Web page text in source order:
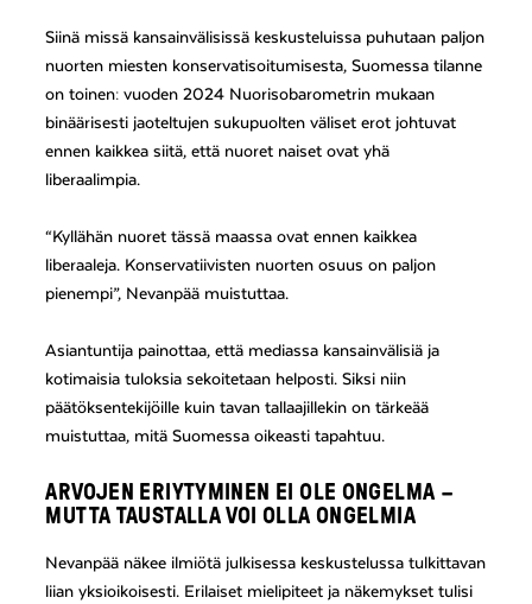
Siinä missä kansainvälisissä keskusteluissa puhutaan paljon
nuorten miesten konservatisoitumisesta, Suomessa tilanne
on toinen: vuoden 2024 Nuorisobarometrin mukaan
binäärisesti jaoteltujen sukupuolten väliset erot johtuvat
ennen kaikkea siitä, että nuoret naiset ovat yhä
liberaalimpia.
“Kyllähän nuoret tässä maassa ovat ennen kaikkea
liberaaleja. Konservatiivisten nuorten osuus on paljon
pienempi”, Nevanpää muistuttaa.
Asiantuntija painottaa, että mediassa kansainvälisiä ja
kotimaisia tuloksia sekoitetaan helposti. Siksi niin
päätöksentekijöille kuin tavan tallaajillekin on tärkeää
muistuttaa, mitä Suomessa oikeasti tapahtuu.
ARVOJEN ERIYTYMINEN EI OLE ONGELMA –
MUTTA TAUSTALLA VOI OLLA ONGELMIA
Nevanpää näkee ilmiötä julkisessa keskustelussa tulkittavan
liian yksioikoisesti. Erilaiset mielipiteet ja näkemykset tulisi